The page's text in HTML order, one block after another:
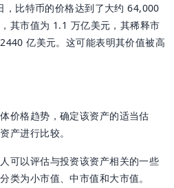
比特币的价格达到了大约 64,000
其市值为 1.1 万亿美元，其稀释市
亿美元。这可能表明其价值被高
价格趋势，确定该资产的适当估
产进行比较。
可以评估与投资该资产相关的一些
类为小市值、中市值和大市值。